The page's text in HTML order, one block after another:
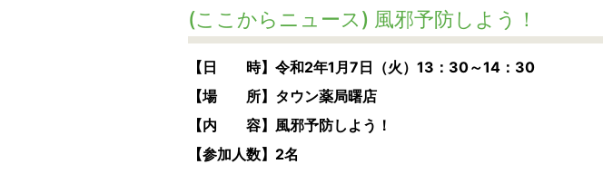
(ここからニュース) 風邪予防しよう！
【日 時】令和2年1月7日（火）13：30～14：30
【場 所】タウン薬局曙店
【内 容】風邪予防しよう！
【参加人数】2名